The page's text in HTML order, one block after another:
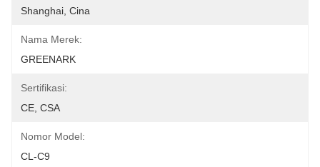
Shanghai, Cina
Nama Merek:
GREENARK
Sertifikasi:
CE, CSA
Nomor Model:
CL-C9